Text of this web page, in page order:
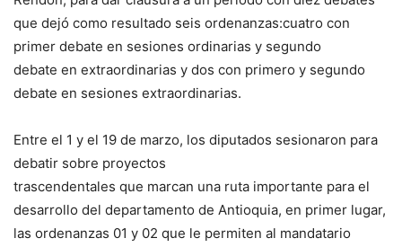
que dejó como resultado seis ordenanzas:cuatro con
primer debate en sesiones ordinarias y segundo
debate en extraordinarias y dos con primero y segundo
debate en sesiones extraordinarias.
Entre el 1 y el 19 de marzo, los diputados sesionaron para
debatir sobre proyectos
trascendentales que marcan una ruta importante para el
desarrollo del departamento de Antioquia, en primer lugar,
las ordenanzas 01 y 02 que le permiten al mandatario